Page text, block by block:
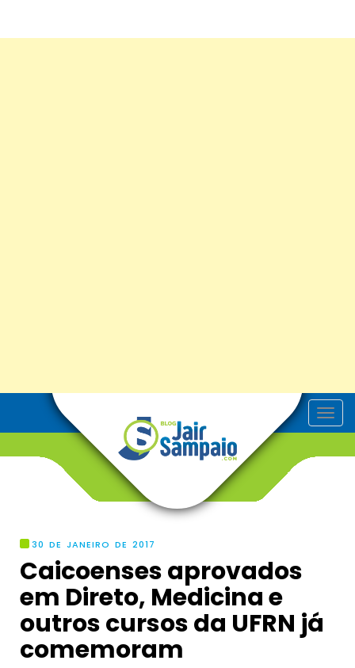
T
o
30 DE JANEIRO DE 2017
Caicoenses aprovados
em Direto, Medicina e
outros cursos da UFRN já
comemoram